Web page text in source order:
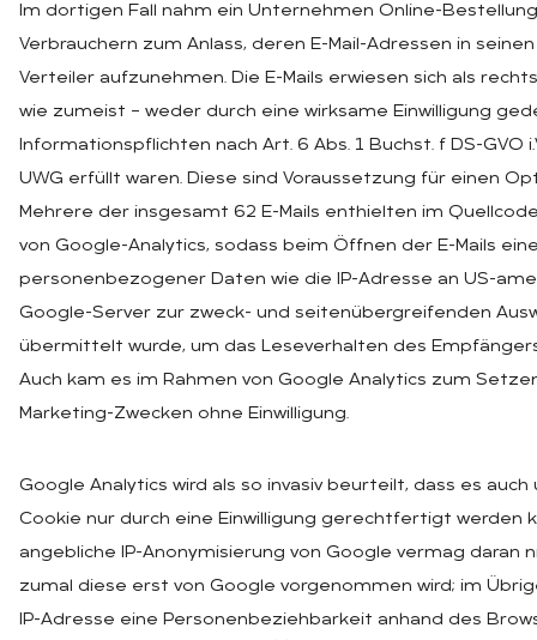
Im dortigen Fall nahm ein Unternehmen Online-
Verbrauchern zum Anlass, deren E-Mail-Adressen in
Verteiler aufzunehmen. Die E-Mails erwiesen sich als
wie zumeist – weder durch eine wirksame Einwilligung
Informationspflichten nach Art. 6 Abs. 1 Buchst. f DS-GVO
UWG erfüllt waren. Diese sind Voraussetzung für einen
Mehrere der insgesamt 62 E-Mails enthielten im
von Google-Analytics, sodass beim Öffnen der E-Mails
personenbezogener Daten wie die IP-Adresse an US-
Google-Server zur zweck- und seitenübergreifenden
übermittelt wurde, um das Leseverhalten des
Auch kam es im Rahmen von Google Analytics zum
Marketing-Zwecken ohne Einwilligung.
Google Analytics wird als so invasiv beurteilt, dass es
Cookie nur durch eine Einwilligung gerechtfertigt werden
angebliche IP-Anonymisierung von Google vermag daran
zumal diese erst von Google vorgenommen wird; im
IP-Adresse eine Personenbeziehbarkeit anhand des